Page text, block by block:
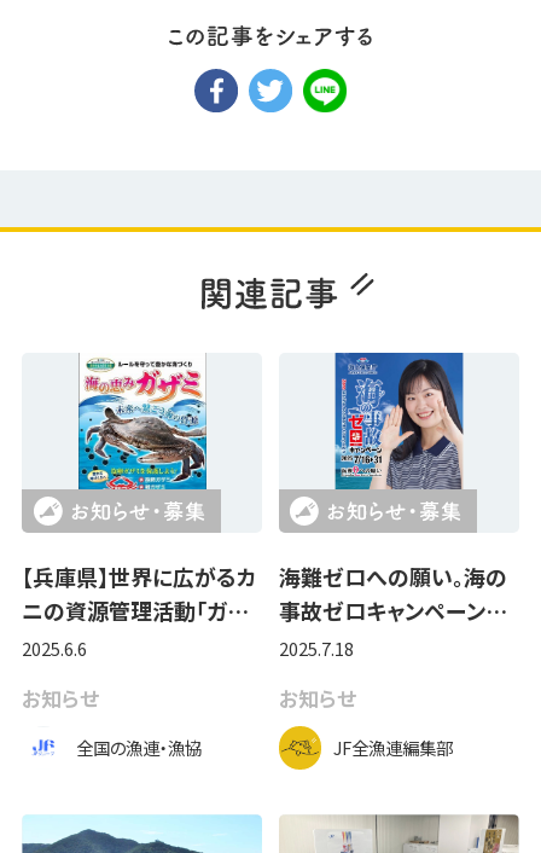
【兵庫県】世界に広がるカ
ニの資源管理活動「ガ…
2025.6.6
お知らせ
全国の漁連・漁協
海難ゼロへの願い。海の
事故ゼロキャンペーン…
2025.7.18
お知らせ
JF全漁連編集部